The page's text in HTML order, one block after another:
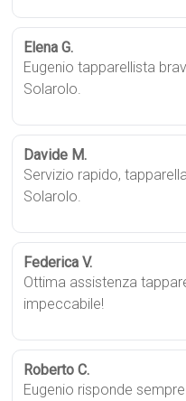
Elena G.
Eugenio tapparellista
Solarolo.
Davide M.
Servizio rapido,
Solarolo.
Federica V.
Ottima assistenza
impeccabile!
Roberto C.
Eugenio risponde